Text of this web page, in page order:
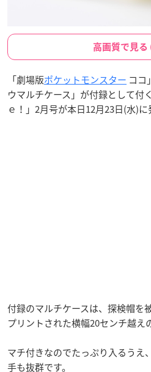
高画質で見る
「劇場版ポケットモンスター ココ
ウマルチケース」が付録として付
ｅ！」2月号が本日12月23日(水)に
付録のマルチケースは、探検帽を
プリントされた横幅20センチ越え
マチ付きなのでたっぷり入るうえ
手も抜群です。